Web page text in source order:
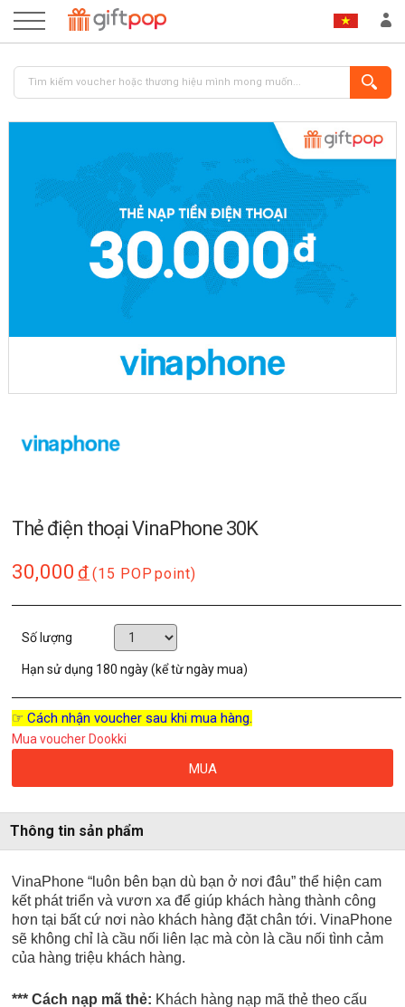
ĐĂNG NHẬP ĐĂNG KÝ
Thẻ điện thoại VinaPhone 30K
30,000 đ (15 POP point)
Số lượng
Hạn sử dụng 180 ngày (kể từ ngày mua)
☞ Cách nhận voucher sau khi mua hàng.
Mua voucher Dookki
MUA
Thông tin sản phẩm
VinaPhone “luôn bên bạn dù bạn ở nơi đâu” thể hiện cam
kết phát triển và vươn xa để giúp khách hàng thành công
hơn tại bất cứ nơi nào khách hàng đặt chân tới. VinaPhone
sẽ không chỉ là cầu nối liên lạc mà còn là cầu nối tình cảm
của hàng triệu khách hàng.
*** Cách nạp mã thẻ: Khách hàng nạp mã thẻ theo cấu